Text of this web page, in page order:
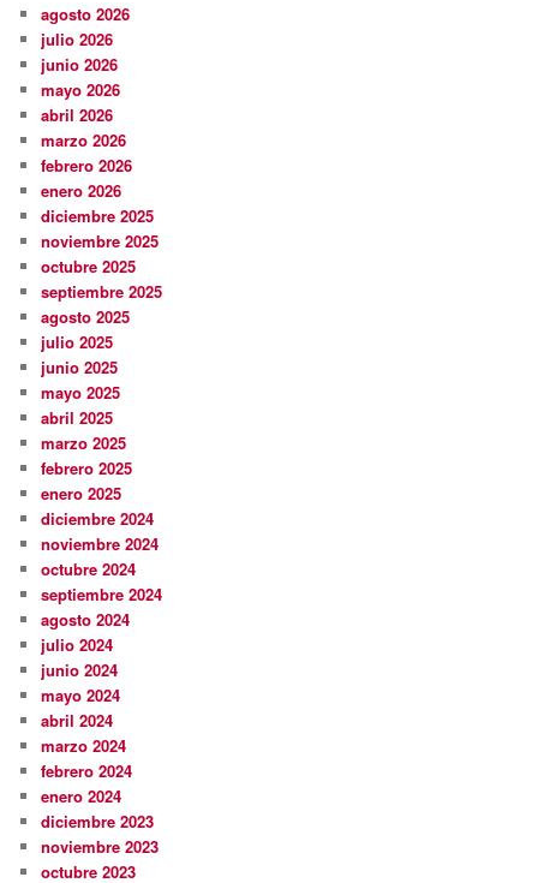
agosto 2026
julio 2026
junio 2026
mayo 2026
abril 2026
marzo 2026
febrero 2026
enero 2026
diciembre 2025
noviembre 2025
octubre 2025
septiembre 2025
agosto 2025
julio 2025
junio 2025
mayo 2025
abril 2025
marzo 2025
febrero 2025
enero 2025
diciembre 2024
noviembre 2024
octubre 2024
septiembre 2024
agosto 2024
julio 2024
junio 2024
mayo 2024
abril 2024
marzo 2024
febrero 2024
enero 2024
diciembre 2023
noviembre 2023
octubre 2023